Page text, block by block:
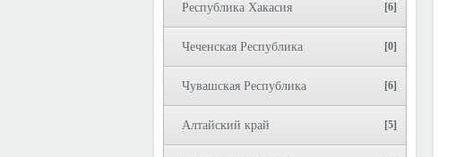
Республика Хакасия [6]
Чеченская Республика [0]
Чувашская Республика [6]
Алтайский край [5]